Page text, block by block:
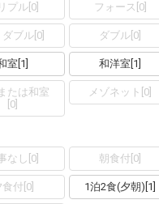
プル 0 フォース 0]
ダブル[ 0] ダブル 0
室 1 和洋室 1
たは和室
0
メゾネット 0
なし 0 朝食付 0
食付 0] 1泊2食(夕朝) 1